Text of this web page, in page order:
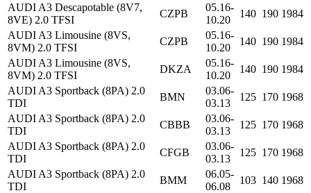
AUDI A3 Descapotable (8V7,
8VE) 2.0 TFSI
CZPB
05.16-
10.20
140 190 1984
AUDI A3 Limousine (8VS,
8VM) 2.0 TFSI
CZPB
05.16-
10.20
140 190 1984
AUDI A3 Limousine (8VS,
8VM) 2.0 TFSI
DKZA
05.16-
10.20
140 190 1984
AUDI A3 Sportback (8PA) 2.0
TDI
BMN
03.06-
03.13
125 170 1968
AUDI A3 Sportback (8PA) 2.0
TDI
CBBB
03.06-
03.13
125 170 1968
AUDI A3 Sportback (8PA) 2.0
TDI
CFGB
03.06-
03.13
125 170 1968
AUDI A3 Sportback (8PA) 2.0
TDI
BMM
06.05-
06.08
103 140 1968